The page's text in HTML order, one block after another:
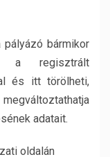
bármikor
a regisztrált
és itt törölheti,
adatait.
oldalán